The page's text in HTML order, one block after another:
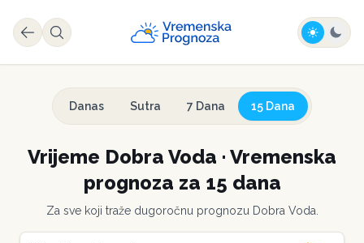
Danas Sutra 7 Dana 15 Dana
Vrijeme Dobra Voda · Vremenska
prognoza za 15 dana
Za sve koji traže dugoročnu prognozu Dobra Voda